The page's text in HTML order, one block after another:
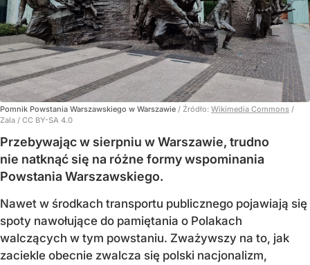
Pomnik Powstania Warszawskiego w Warszawie / Źródło: Wikimedia Commons /
Zala / CC BY-SA 4.0
Przebywając w sierpniu w Warszawie, trudno
nie natknąć się na różne formy wspominania
Powstania Warszawskiego.
Nawet w środkach transportu publicznego pojawiają się
spoty nawołujące do pamiętania o Polakach
walczących w tym powstaniu. Zważywszy na to, jak
zaciekle obecnie zwalcza się polski nacjonalizm,